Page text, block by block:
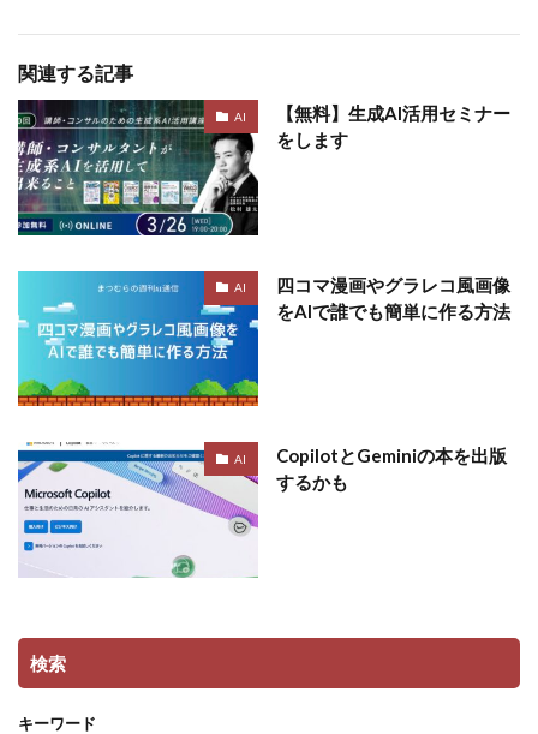
関連する記事
AI
【無料】生成AI活用セミナー
をします
AI
四コマ漫画やグラレコ風画像
をAIで誰でも簡単に作る方法
AI
CopilotとGeminiの本を出版
するかも
検索
キーワード